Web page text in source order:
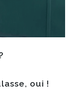
oui !